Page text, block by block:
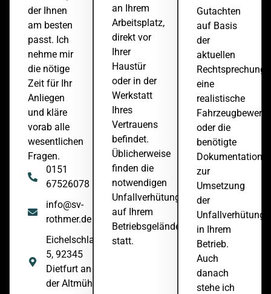
der Ihnen
am besten
passt. Ich
nehme mir
die nötige
Zeit für Ihr
Anliegen
und kläre
vorab alle
wesentlichen
Fragen.
0151
67526078
info@sv-
rothmer.de
Eichelschlag
5, 92345
Dietfurt an
der Altmühl
an Ihrem
Arbeitsplatz,
direkt vor
Ihrer
Haustür
oder in der
Werkstatt
Ihres
Vertrauens
befindet.
Üblicherweise
finden die
notwendigen
Unfallverhütungsmaßnahmen
auf Ihrem
Betriebsgelände
statt.
Gutachten
auf Basis
der
aktuellen
Rechtsprechung,
eine
realistische
oder die
benötigte
Dokumentation
zur
Umsetzung
der
in Ihrem
Betrieb.
Auch
danach
stehe ich